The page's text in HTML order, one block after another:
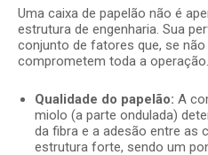
Uma caixa de papelão não é
estrutura de engenharia. Sua
conjunto de fatores que, se
comprometem toda a
Qualidade do papelão: A
miolo (a parte ondulada)
da fibra e a adesão entre as
estrutura forte, sendo um